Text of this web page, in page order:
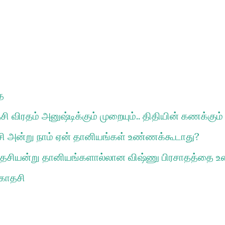
அனுஷ்டிக்கும் முறையும்.. திதியின் கணக்கும்
அன்று நாம் ஏன் தானியங்கள் உண்ணக்கூடாது?
தானியங்களால்லான விஷ்ணு பிரசாதத்தை